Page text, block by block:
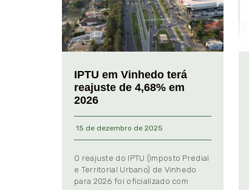
IPTU em Vinhedo terá
reajuste de 4,68% em
2026
15 de dezembro de 2025
O reajuste do IPTU (Imposto Predial
e Territorial Urbano) de Vinhedo
para 2026 foi oficializado com